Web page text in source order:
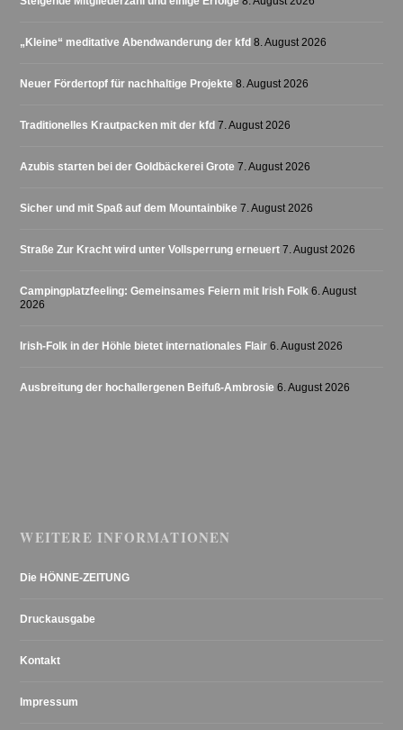
„Kleine“ meditative Abendwanderung der kfd 8. August 2026
Neuer Fördertopf für nachhaltige Projekte 8. August 2026
Traditionelles Krautpacken mit der kfd 7. August 2026
Azubis starten bei der Goldbäckerei Grote 7. August 2026
Sicher und mit Spaß auf dem Mountainbike 7. August 2026
Straße Zur Kracht wird unter Vollsperrung erneuert 7. August 2026
Campingplatzfeeling: Gemeinsames Feiern mit Irish Folk 6. August
2026
Irish-Folk in der Höhle bietet internationales Flair 6. August 2026
Ausbreitung der hochallergenen Beifuß-Ambrosie 6. August 2026
WEITERE INFORMATIONEN
Die HÖNNE-ZEITUNG
Druckausgabe
Kontakt
Impressum